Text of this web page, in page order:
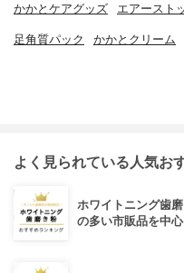
かかとケアグッズ エアースト
足角質パック かかとクリーム
よく見られている人気お
ホワイトニング歯
の多い市販品を中